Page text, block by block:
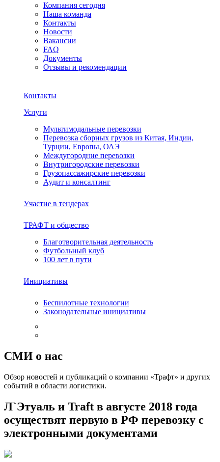
Компания сегодня
Наша команда
Контакты
Новости
Вакансии
FAQ
Документы
Отзывы и рекомендации
Контакты
Услуги
Мультимодальные перевозки
Перевозка сборных грузов из Китая, Индии,
Турции, Европы, ОАЭ
Междугородние перевозки
Внутригородские перевозки
Грузопассажирские перевозки
Аудит и консалтинг
Участие в тендерах
ТРАФТ и общество
Благотворительная деятельность
Футбольный клуб
100 лет в пути
Инициативы
Беспилотные технологии
Законодательные инициативы
СМИ о нас
Обзор новостей и публикаций о компании «Трафт» и других
событий в области логистики.
Л`Этуаль и Traft в августе 2018 года
осуществят первую в РФ перевозку с
электронными документами